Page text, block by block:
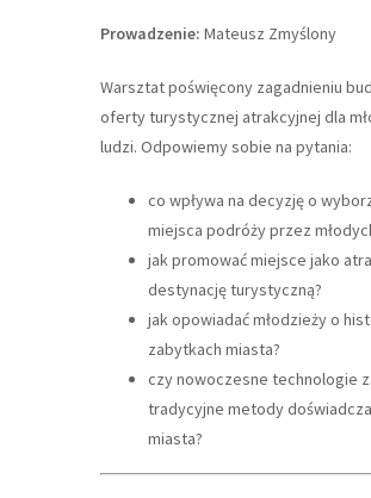
Prowadzenie: Mateusz Zmyślony
Warsztat poświęcony zagadnieniu
oferty turystycznej atrakcyjnej dla
ludzi. Odpowiemy sobie na pytania:
co wpływa na decyzję o
miejsca podróży przez
jak promować miejsce jako
destynację turystyczną?
jak opowiadać młodzieży o
zabytkach miasta?
czy nowoczesne technologie
tradycyjne metody
miasta?